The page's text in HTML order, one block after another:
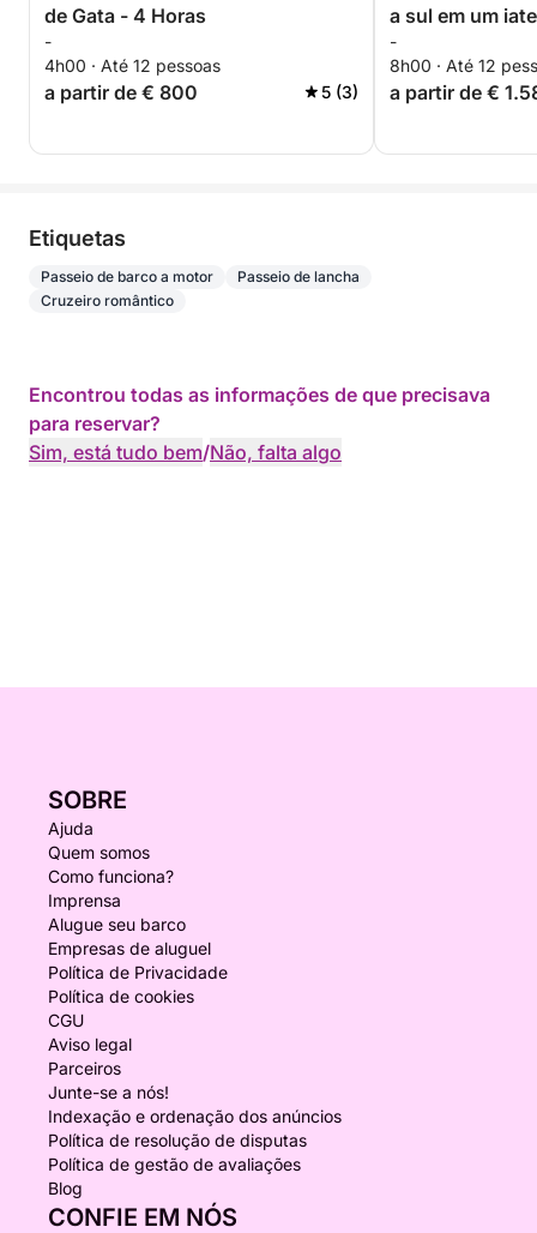
de Gata - 4 Horas
-
4h00 · Até 12 pessoas
a partir de € 800 5 (3)
a sul em um
-
8h00 · Até 12
a partir de €
Etiquetas
Passeio de barco a motor
Passeio de lancha
Cruzeiro romântico
Encontrou todas as informações de que precisava
para reservar?
Sim, está tudo bem/Não, falta algo
SOBRE
Ajuda
Quem somos
Como funciona?
Imprensa
Alugue seu barco
Empresas de aluguel
Política de Privacidade
Política de cookies
CGU
Aviso legal
Parceiros
Junte-se a nós!
Indexação e ordenação dos anúncios
Política de resolução de disputas
Política de gestão de avaliações
Blog
CONFIE EM NÓS